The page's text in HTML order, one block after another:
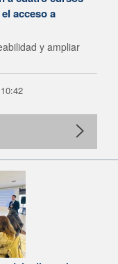
acceso a
y ampliar